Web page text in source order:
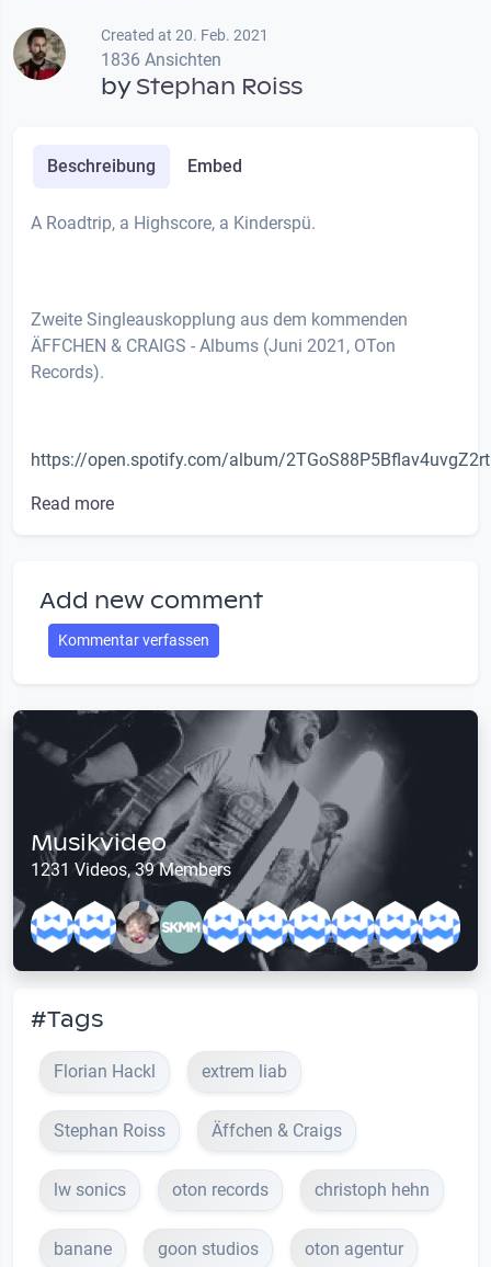
Created at 20. Feb. 2021
1836 Ansichten
byStephan Roiss
Beschreibung Embed
A Roadtrip, a Highscore, a Kinderspü.
Zweite Singleauskopplung aus dem kommenden
ÄFFCHEN & CRAIGS - Albums (Juni 2021, OTon
Records).
https://open.spotify.com/album/2TGoS88P5Bflav4uvgZ2rt
Read more
Add new comment
Kommentar verfassen
Musikvideo
1231 Videos, 39 Members
#Tags
Florian Hackl extrem liab
Stephan Roiss Äffchen & Craigs
lw sonics oton records christoph hehn
banane goon studios oton agentur